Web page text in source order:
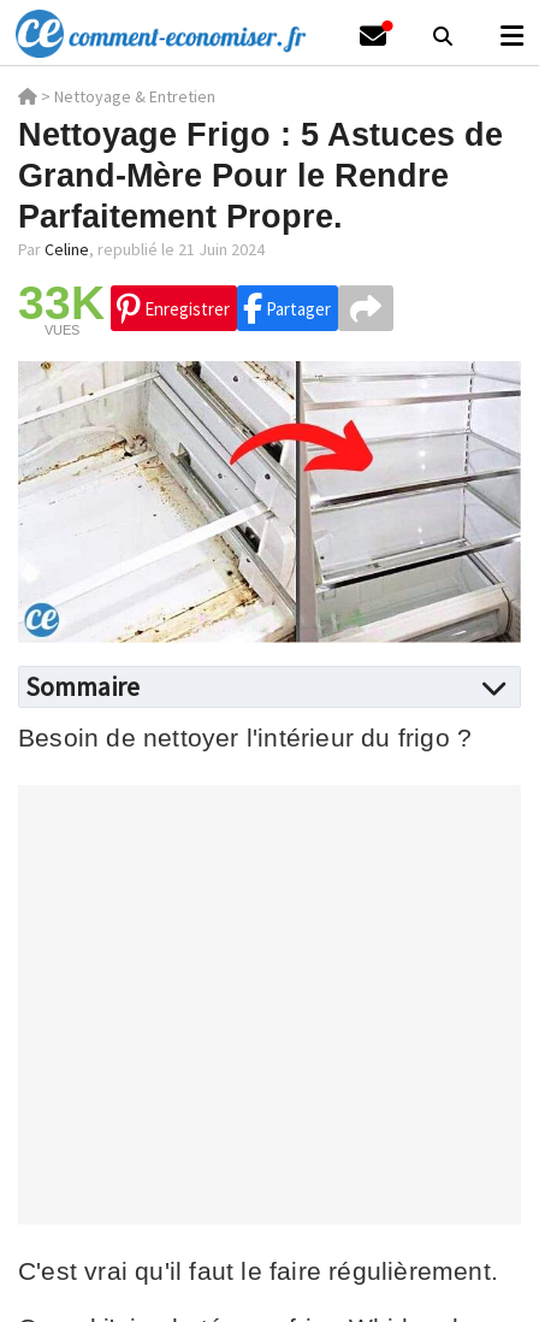
> Nettoyage & Entretien
Nettoyage Frigo : 5 Astuces de
Grand-Mère Pour le Rendre
Parfaitement Propre.
ParCeline, republié le 21 Juin 2024
33K
VUES
Enregistrer Partager
Sommaire
Besoin de nettoyer l'intérieur du frigo ?
C'est vrai qu'il faut le faire régulièrement.